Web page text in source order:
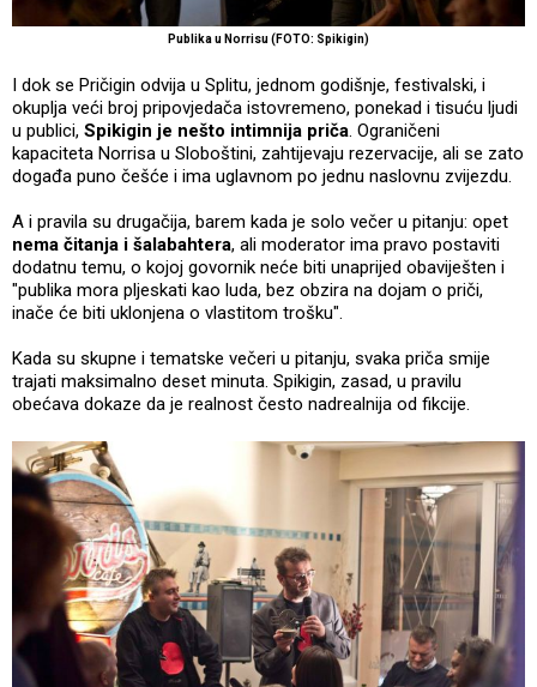
Publika u Norrisu (FOTO: Spikigin)
I dok se Pričigin odvija u Splitu, jednom godišnje, festivalski, i
okuplja veći broj pripovjedača istovremeno, ponekad i tisuću ljudi
u publici, Spikigin je nešto intimnija priča. Ograničeni
kapaciteta Norrisa u Sloboštini, zahtijevaju rezervacije, ali se zato
događa puno češće i ima uglavnom po jednu naslovnu zvijezdu.
A i pravila su drugačija, barem kada je solo večer u pitanju: opet
nema čitanja i šalabahtera, ali moderator ima pravo postaviti
dodatnu temu, o kojoj govornik neće biti unaprijed obaviješten i
"publika mora pljeskati kao luda, bez obzira na dojam o priči,
inače će biti uklonjena o vlastitom trošku".
Kada su skupne i tematske večeri u pitanju, svaka priča smije
trajati maksimalno deset minuta. Spikigin, zasad, u pravilu
obećava dokaze da je realnost često nadrealnija od fikcije.